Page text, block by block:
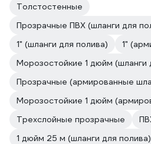
Толстостенные
Прозрачные ПВХ (шланги для
1" (шланги для полива)
1"
Морозостойкие 1 дюйм (шланги
Прозрачные (армированные
Морозостойкие 1 дюйм
Трехслойные прозрачные
1 дюйм 25 м (шланги для полива)